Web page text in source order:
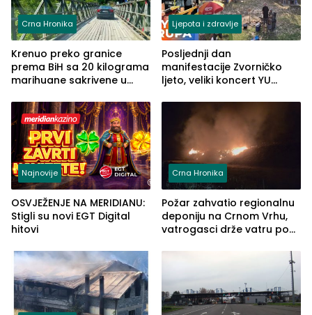
Crna Hronika
Krenuo preko granice
prema BiH sa 20 kilograma
marihuane sakrivene u
Ljepota i zdravlje
Posljednji dan
manifestacije Zvorničko
ljeto, veliki koncert YU
ove godine
Najnovije
OSVJEŽENJE NA MERIDIANU:
Stigli su novi EGT Digital
hitovi
Crna Hronika
Požar zahvatio regionalnu
deponiju na Crnom Vrhu,
vatrogasci drže vatru pod